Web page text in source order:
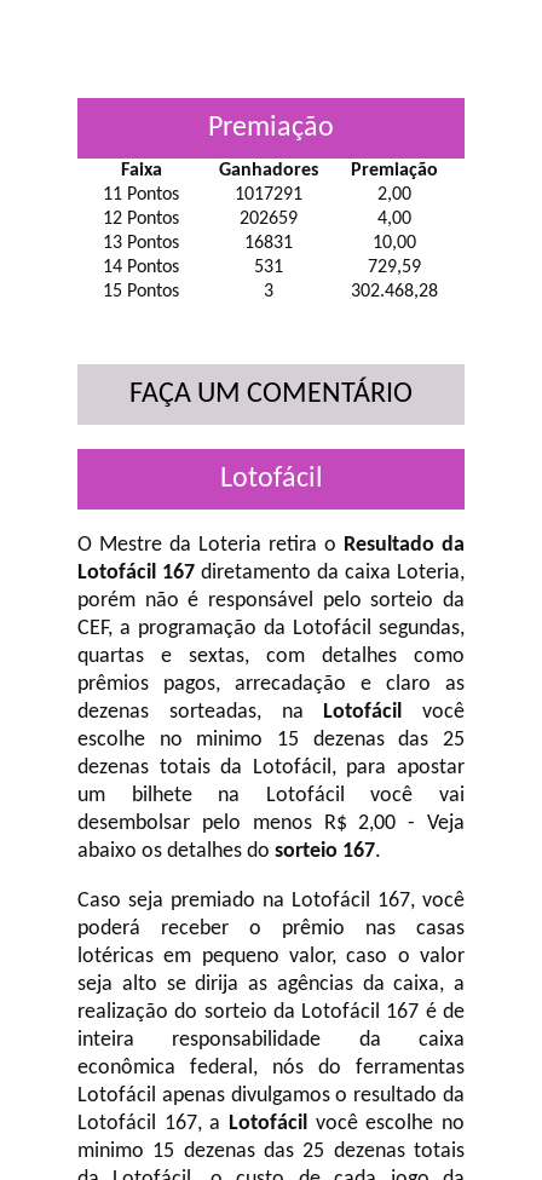
Premiação
Faixa Ganhadores
Premiação
11 Pontos
1017291
2,00
12 Pontos
202659
4,00
13 Pontos
16831
10,00
14 Pontos
531
729,59
15 Pontos
3 302.468,28
FAÇA UM COMENTÁRIO
Lotofácil
O Mestre da Loteria retira o Resultado da
Lotofácil 167 diretamento da caixa Loteria,
porém não é responsável pelo sorteio da
CEF, a programação da Lotofácil segundas,
quartas e sextas, com detalhes como
prêmios pagos, arrecadação e claro as
dezenas sorteadas, na Lotofácil você
escolhe no minimo 15 dezenas das 25
dezenas totais da Lotofácil, para apostar
um bilhete na Lotofácil você vai
desembolsar pelo menos R$ 2,00 - Veja
abaixo os detalhes do sorteio 167.
Caso seja premiado na Lotofácil 167, você
poderá receber o prêmio nas casas
lotéricas em pequeno valor, caso o valor
seja alto se dirija as agências da caixa, a
realização do sorteio da Lotofácil 167 é de
inteira responsabilidade da caixa
econômica federal, nós do ferramentas
Lotofácil apenas divulgamos o resultado da
Lotofácil 167, a Lotofácil você escolhe no
minimo 15 dezenas das 25 dezenas totais